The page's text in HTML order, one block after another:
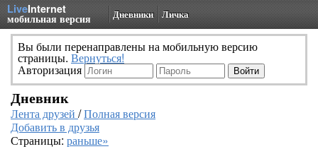
LiveInternet
мобильная версия Дневники Личка
Вы были перенаправлены на мобильную версию
страницы. Вернуться!
Авторизация
Дневник
Лента друзей /Полная версия
Добавить в друзья
Страницы: раньше»